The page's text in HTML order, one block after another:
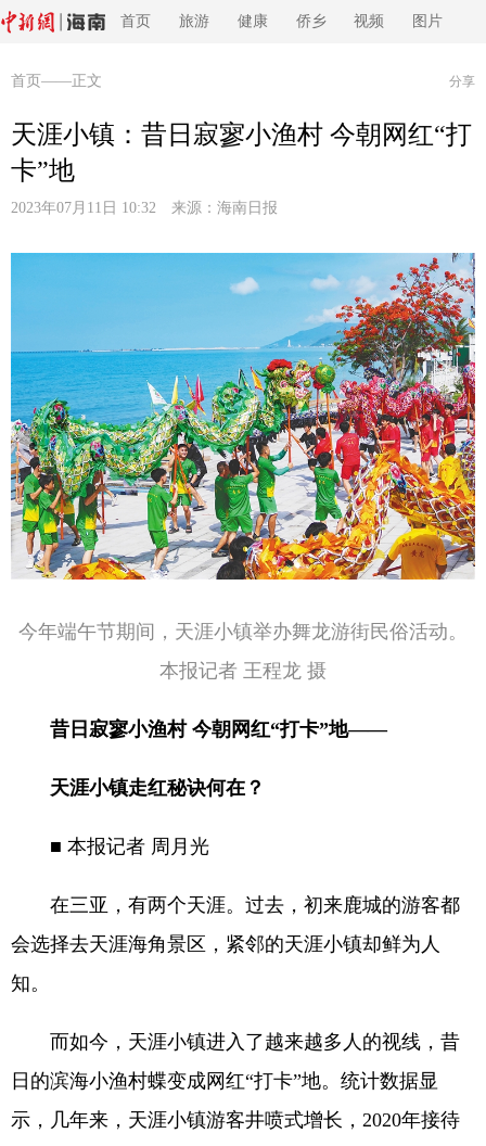
首页 旅游 健康 侨乡 视频 图片
首页 ——正文 分享
天涯小镇：昔日寂寥小渔村 今朝网红“打
卡”地
2023年07月11日 10:32 来源： 海南日报
今年端午节期间，天涯小镇举办舞龙游街民俗活动。
本报记者 王程龙 摄
昔日寂寥小渔村 今朝网红“打卡”地——
天涯小镇走红秘诀何在？
■ 本报记者 周月光
在三亚，有两个天涯。过去，初来鹿城的游客都
会选择去天涯海角景区，紧邻的天涯小镇却鲜为人
知。
而如今，天涯小镇进入了越来越多人的视线，昔
日的滨海小渔村蝶变成网红“打卡”地。统计数据显
示，几年来，天涯小镇游客井喷式增长，2020年接待